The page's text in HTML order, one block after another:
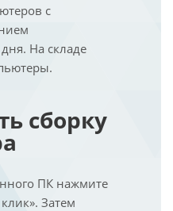
с
На складе
сборку
ПК нажмите
Затем